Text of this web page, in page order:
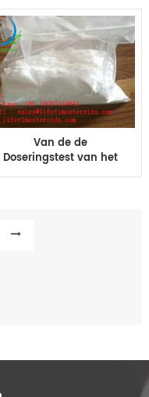
Cyclus Steroid
Hormoon
Van de de
Doseringstest van het
testosteronpropionaat